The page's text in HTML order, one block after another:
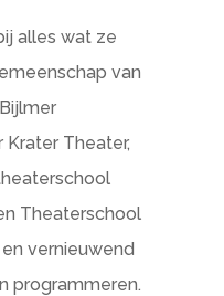
alles wat ze
van
Krater Theater,
Theaterschool
vernieuwend
programmeren.